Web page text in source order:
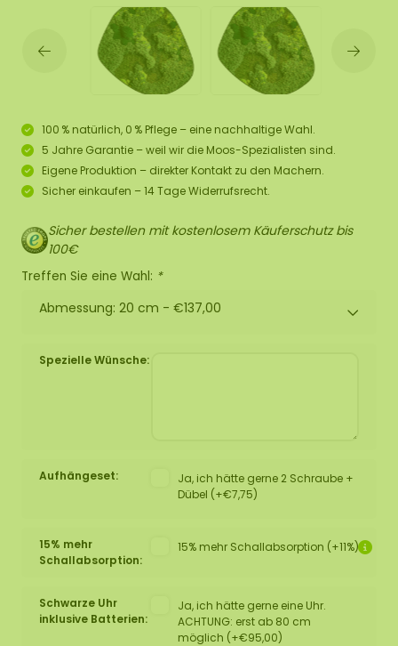
100 % natürlich, 0 % Pflege – eine nachhaltige Wahl.
5 Jahre Garantie – weil wir die Moos-Spezialisten sind.
Eigene Produktion – direkter Kontakt zu den Machern.
Sicher einkaufen – 14 Tage Widerrufsrecht.
Sicher bestellen mit kostenlosem Käuferschutz bis
100€
Treffen Sie eine Wahl: *
Abmessung: 20 cm - €137,00
Spezielle Wünsche:
Aufhängeset:
Ja, ich hätte gerne 2 Schraube +
Dübel (+€7,75)
15% mehr
Schallabsorption:
15% mehr Schallabsorption (+11%)
Schwarze Uhr
inklusive Batterien:
Ja, ich hätte gerne eine Uhr.
ACHTUNG: erst ab 80 cm
möglich (+€95,00)